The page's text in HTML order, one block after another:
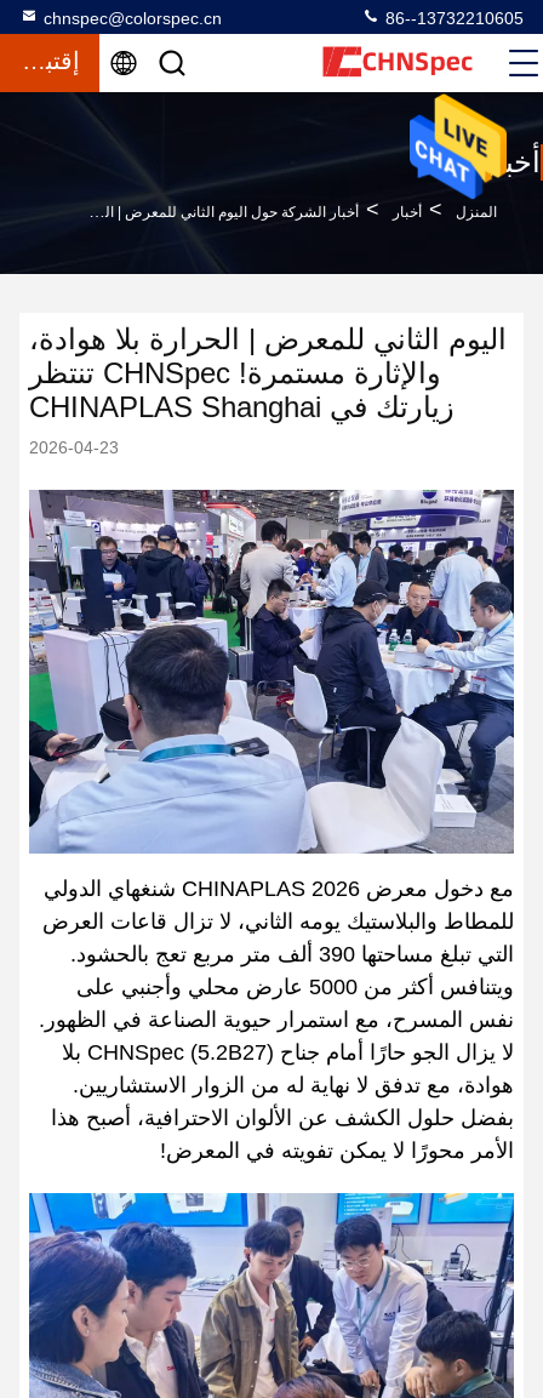
chnspec@colorspec.cn 86--13732210605
إقتباس
أخبار
المنزل > أخبار > أخبار الشركة حول اليوم الثاني للمعرض | الحرارة بلا هوادة، والإثارة مستمرة! CHNSpec تنتظر زيارتك في CHINAPLAS Shanghai
اليوم الثاني للمعرض | الحرارة بلا هوادة،
والإثارة مستمرة! CHNSpec تنتظر
زيارتك في CHINAPLAS Shanghai
2026-04-23
مع دخول معرض CHINAPLAS 2026 شنغهاي الدولي
للمطاط والبلاستيك يومه الثاني، لا تزال قاعات العرض
التي تبلغ مساحتها 390 ألف متر مربع تعج بالحشود.
ويتنافس أكثر من 5000 عارض محلي وأجنبي على
نفس المسرح، مع استمرار حيوية الصناعة في الظهور.
لا يزال الجو حارًا أمام جناح CHNSpec (5.2B27) بلا
هوادة، مع تدفق لا نهاية له من الزوار الاستشاريين.
بفضل حلول الكشف عن الألوان الاحترافية، أصبح هذا
الأمر محورًا لا يمكن تفويته في المعرض!